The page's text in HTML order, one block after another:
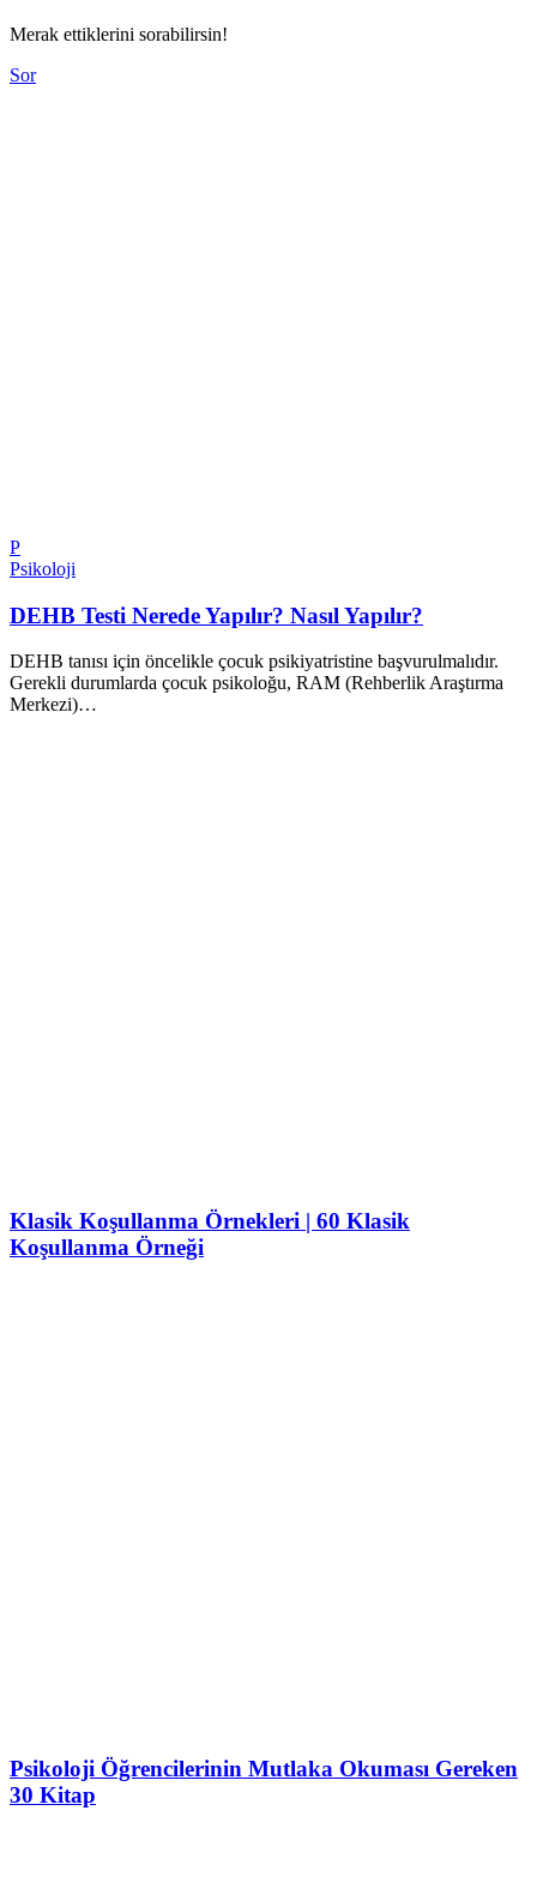
Merak ettiklerini sorabilirsin!
Sor
P
Psikoloji
DEHB Testi Nerede Yapılır? Nasıl Yapılır?
DEHB tanısı için öncelikle çocuk psikiyatristine başvurulmalıdır.
Gerekli durumlarda çocuk psikoloğu, RAM (Rehberlik Araştırma
Merkezi)…
Klasik Koşullanma Örnekleri | 60 Klasik
Koşullanma Örneği
Psikoloji Öğrencilerinin Mutlaka Okuması Gereken
30 Kitap